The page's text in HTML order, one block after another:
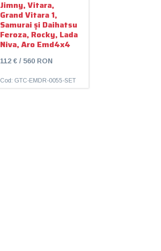
Jimny, Vitara,
Grand Vitara 1,
Samurai și Daihatsu
Feroza, Rocky, Lada
Niva, Aro Emd4x4
112 € / 560 RON
Cod: GTC-EMDR-0055-SET